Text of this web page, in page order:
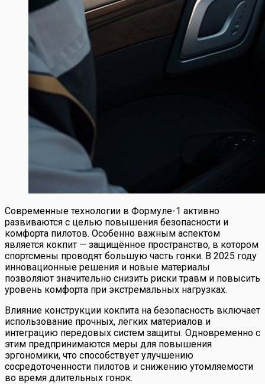
Современные технологии в Формуле-1 активно
развиваются с целью повышения безопасности и
комфорта пилотов. Особенно важным аспектом
является кокпит — защищённое пространство, в котором
спортсмены проводят большую часть гонки. В 2025 году
инновационные решения и новые материалы
позволяют значительно снизить риски травм и повысить
уровень комфорта при экстремальных нагрузках.
Влияние конструкции кокпита на безопасность включает
использование прочных, лёгких материалов и
интеграцию передовых систем защиты. Одновременно с
этим предпринимаются меры для повышения
эргономики, что способствует улучшению
сосредоточенности пилотов и снижению утомляемости
во время длительных гонок.